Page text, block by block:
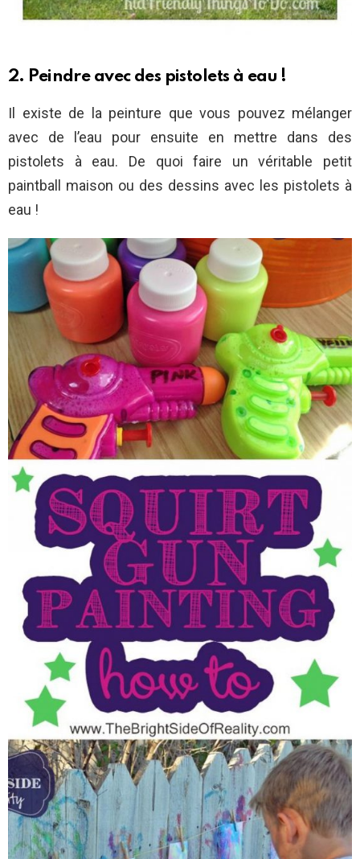
2. Peindre avec des pistolets à eau !
Il existe de la peinture que vous pouvez mélanger
avec de l’eau pour ensuite en mettre dans des
pistolets à eau. De quoi faire un véritable petit
paintball maison ou des dessins avec les pistolets à
eau !